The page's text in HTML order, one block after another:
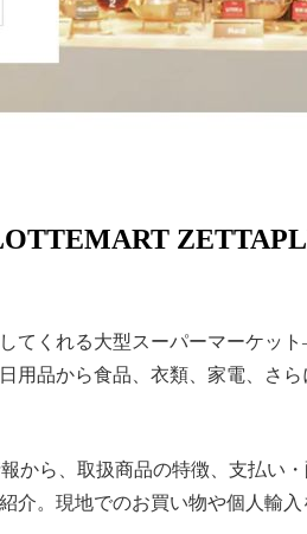
てくれる大型スーパーマーケ
用品から食品、衣類、家電、さ
から、取扱商品の特徴、支払い
介。現地でのお買い物や個人輸